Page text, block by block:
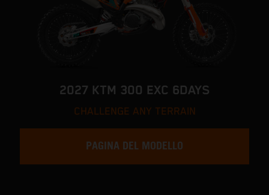
2027 KTM 300 EXC 6DAYS
CHALLENGE ANY TERRAIN
PAGINA DEL MODELLO